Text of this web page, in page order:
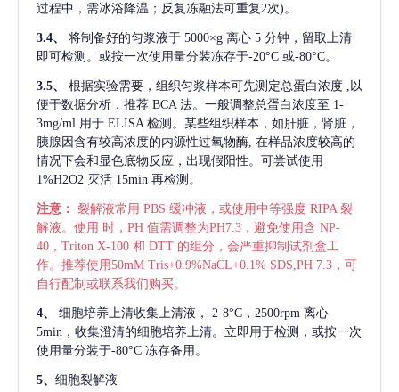
过程中，需冰浴降温；反复冻融法可重复2次)。
3.4、 将制备好的匀浆液于 5000×g 离心 5 分钟，留取上清
即可检测。或按一次使用量分装冻存于-20°C 或-80°C。
3.5、 根据实验需要，组织匀浆样本可先测定总蛋白浓度
,以
便于数据分析，推荐 BCA 法。一般调整总蛋白浓度至 1-
3mg/ml 用于 ELISA 检测。某些组织样本，如肝脏，肾脏，
胰腺因含有较高浓度的内源性过氧物酶, 在样品浓度较高的
情况下会和显色底物反应，出现假阳性。可尝试使用
1%H2O2 灭活 15min 再检测。
注意： 裂解液常用 PBS 缓冲液，或使用中等强度 RIPA 裂
解液。使用 时，PH 值需调整为PH7.3，避免使用含 NP-
40，Triton X-100 和 DTT 的组分，会严重抑制试剂盒工
作。推荐使用50mM Tris+0.9%NaCL+0.1% SDS,PH 7.3，可
自行配制或联系我们购买。
4、 细胞培养上清收集上清液，
2-8°C，2500rpm 离心
5min，收集澄清的细胞培养上清。立即用于检测，或按一次
使用量分装于-80°C 冻存备用。
5、 细胞裂解液